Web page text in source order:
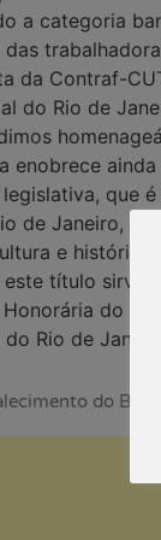
a categoria
da Contraf-
do Rio de
enobrece
que
de Janeiro,
e história,
título sirva
do
Rio de
do BB